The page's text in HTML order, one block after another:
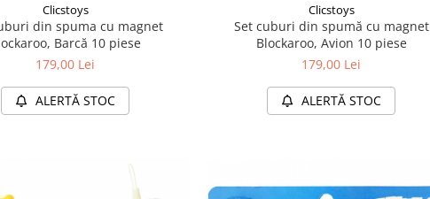
Clicstoys
din spuma cu magnet
Barcă 10 piese
179,00 Lei
ALERTĂ STOC
Clicstoys
Set cuburi din spumă cu magnet
Blockaroo, Avion 10 piese
179,00 Lei
ALERTĂ STOC